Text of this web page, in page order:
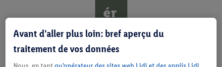
ér
ie
ur
Avant d'aller plus loin: bref aperçu du
traitement de vos données